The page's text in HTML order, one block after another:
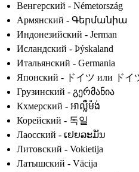
Венгерский - Németország
Армянский - Գերմանիա
Индонезийский - Jerman
Исландский - Þýskaland
Итальянский - Germania
Японский - ドイツ или ドイ
Грузинский - გერმანია
Кхмерский - អាល្លឺម៉ង់
Корейский - 독일
Лаосский - ເຢຍລະມັນ
Литовский - Vokietija
Латышский - Vācija